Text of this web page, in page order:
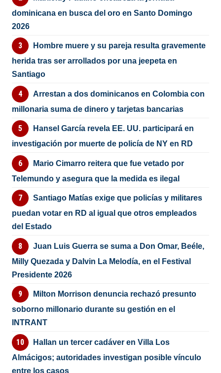
dominicana en busca del oro en Santo Domingo
2026
Hombre muere y su pareja resulta gravemente
herida tras ser arrollados por una jeepeta en
Santiago
Arrestan a dos dominicanos en Colombia con
millonaria suma de dinero y tarjetas bancarias
Hansel García revela EE. UU. participará en
investigación por muerte de policía de NY en RD
Mario Cimarro reitera que fue vetado por
Telemundo y asegura que la medida es ilegal
Santiago Matías exige que policías y militares
puedan votar en RD al igual que otros empleados
del Estado
Juan Luis Guerra se suma a Don Omar, Beéle,
Milly Quezada y Dalvin La Melodía, en el Festival
Presidente 2026
Milton Morrison denuncia rechazó presunto
soborno millonario durante su gestión en el
INTRANT
Hallan un tercer cadáver en Villa Los
Almácigos; autoridades investigan posible vínculo
entre los casos